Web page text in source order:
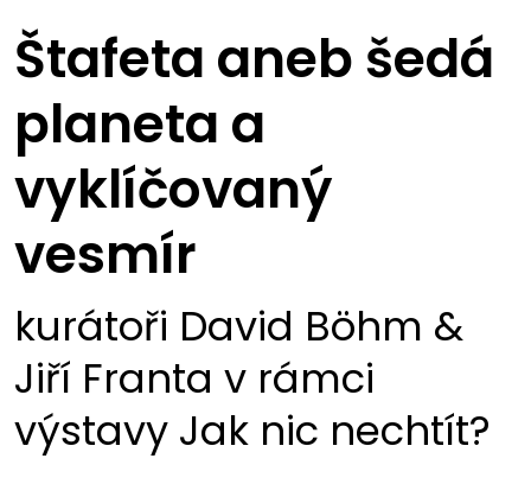
Štafeta aneb šedá
planeta a
vyklíčovaný
vesmír
kurátoři David Böhm &
Jiří Franta v rámci
výstavy Jak nic nechtít?